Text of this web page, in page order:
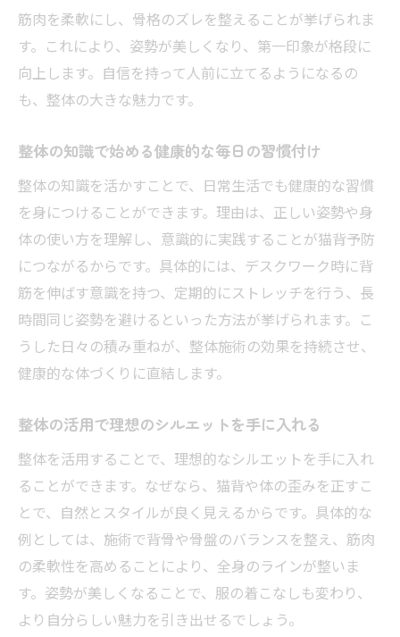
筋肉を柔軟にし、骨格のズレを整えることが挙げられま
す。これにより、姿勢が美しくなり、第一印象が格段に
向上します。自信を持って人前に立てるようになるの
も、整体の大きな魅力です。
整体の知識で始める健康的な毎日の習慣付け
整体の知識を活かすことで、日常生活でも健康的な習慣
を身につけることができます。理由は、正しい姿勢や身
体の使い方を理解し、意識的に実践することが猫背予防
につながるからです。具体的には、デスクワーク時に背
筋を伸ばす意識を持つ、定期的にストレッチを行う、長
時間同じ姿勢を避けるといった方法が挙げられます。こ
うした日々の積み重ねが、整体施術の効果を持続させ、
健康的な体づくりに直結します。
整体の活用で理想のシルエットを手に入れる
整体を活用することで、理想的なシルエットを手に入れ
ることができます。なぜなら、猫背や体の歪みを正すこ
とで、自然とスタイルが良く見えるからです。具体的な
例としては、施術で背骨や骨盤のバランスを整え、筋肉
の柔軟性を高めることにより、全身のラインが整いま
す。姿勢が美しくなることで、服の着こなしも変わり、
より自分らしい魅力を引き出せるでしょう。